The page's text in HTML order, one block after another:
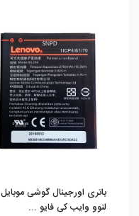
باتری اورجینال گوشی موبایل
لنوو وایب کی فایو ...